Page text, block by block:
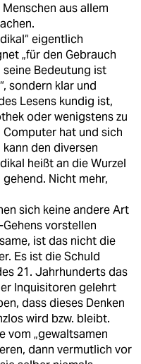
aus allem
eigentlich
„für den Gebrauch
Bedeutung ist
sondern klar und
Lesens kundig ist,
oder wenigstens zu
hat und sich
den diversen
heißt an die Wurzel
Nicht mehr,
sich keine andere Art
vorstellen
ist das nicht die
Es ist die Schuld
21. Jahrhunderts das
Inquisitoren gelehrt
dass dieses Denken
wird bzw. bleibt.
vom „gewaltsamen
dann vermutlich vor